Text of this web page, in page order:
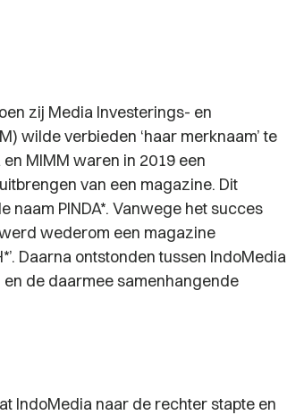
zij Media Investerings- en
wilde verbieden ‘haar merknaam’ te
MIMM waren in 2019 een
van een magazine. Dit
PINDA*. Vanwege het succes
wederom een magazine
Daarna ontstonden tussen IndoMedia
de daarmee samenhangende
IndoMedia naar de rechter stapte en